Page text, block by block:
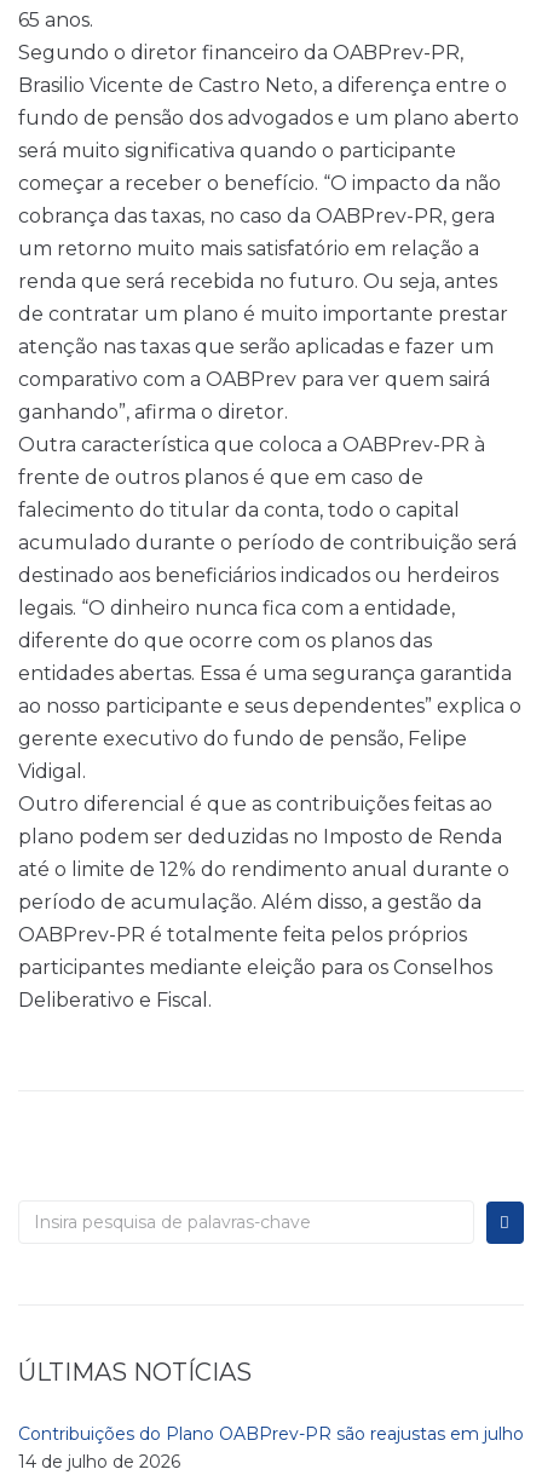
65 anos.
Segundo o diretor financeiro da OABPrev-PR,
Brasilio Vicente de Castro Neto, a diferença entre o
fundo de pensão dos advogados e um plano aberto
será muito significativa quando o participante
começar a receber o benefício. “O impacto da não
cobrança das taxas, no caso da OABPrev-PR, gera
um retorno muito mais satisfatório em relação a
renda que será recebida no futuro. Ou seja, antes
de contratar um plano é muito importante prestar
atenção nas taxas que serão aplicadas e fazer um
comparativo com a OABPrev para ver quem sairá
ganhando”, afirma o diretor.
Outra característica que coloca a OABPrev-PR à
frente de outros planos é que em caso de
falecimento do titular da conta, todo o capital
acumulado durante o período de contribuição será
destinado aos beneficiários indicados ou herdeiros
legais. “O dinheiro nunca fica com a entidade,
diferente do que ocorre com os planos das
entidades abertas. Essa é uma segurança garantida
ao nosso participante e seus dependentes” explica o
gerente executivo do fundo de pensão, Felipe
Vidigal.
Outro diferencial é que as contribuições feitas ao
plano podem ser deduzidas no Imposto de Renda
até o limite de 12% do rendimento anual durante o
período de acumulação. Além disso, a gestão da
OABPrev-PR é totalmente feita pelos próprios
participantes mediante eleição para os Conselhos
Deliberativo e Fiscal.
ÚLTIMAS NOTÍCIAS
Contribuições do Plano OABPrev-PR são reajustas em julho
14 de julho de 2026